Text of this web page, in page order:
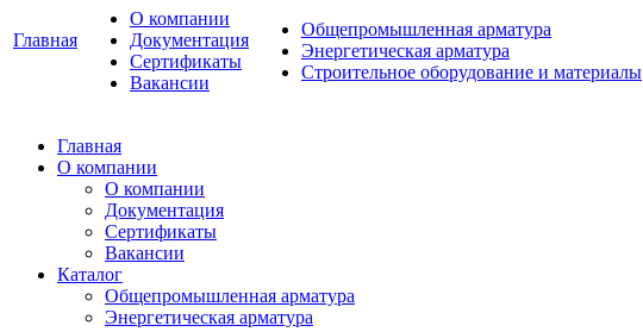
Главная
О компании
Документация
Сертификаты
Вакансии
Общепромышленная арматура
Энергетическая арматура
Строительное оборудование и материалы
Главная
О компании
О компании
Документация
Сертификаты
Вакансии
Каталог
Общепромышленная арматура
Энергетическая арматура